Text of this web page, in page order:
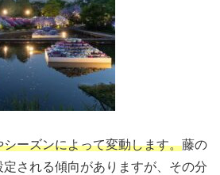
ーズンによって変動します。藤の
される傾向がありますが、その分